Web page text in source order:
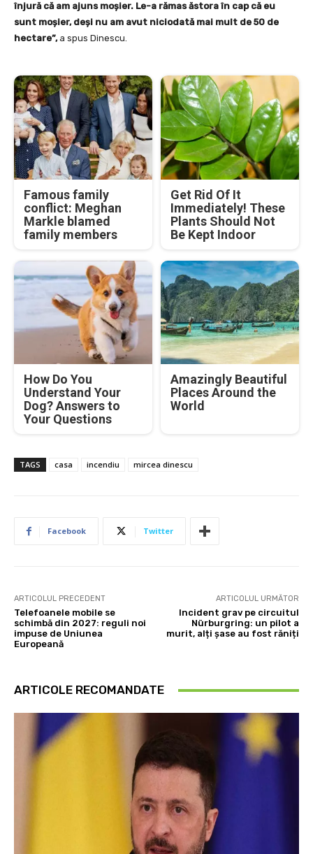
înjură că am ajuns moșier. Le-a rămas ăstora în cap că eu
sunt moșier, deși nu am avut niciodată mai mult de 50 de
hectare”,a spus Dinescu.
Famous family
conflict: Meghan
Markle blamed
family members
Get Rid Of It
Immediately! These
Plants Should Not
Be Kept Indoor
How Do You
Understand Your
Dog? Answers to
Your Questions
Amazingly Beautiful
Places Around the
World
TAGS casa incendiu mircea dinescu
Facebook Twitter
ARTICOLUL PRECEDENT
Telefoanele mobile se
schimbă din 2027: reguli noi
impuse de Uniunea
Europeană
ARTICOLUL URMĂTOR
Incident grav pe circuitul
Nürburgring: un pilot a
murit, alți șase au fost răniți
ARTICOLE RECOMANDATE